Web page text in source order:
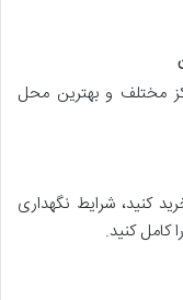
مختلف و بهترین محل
کنید، شرایط نگهداری
کامل کنید.